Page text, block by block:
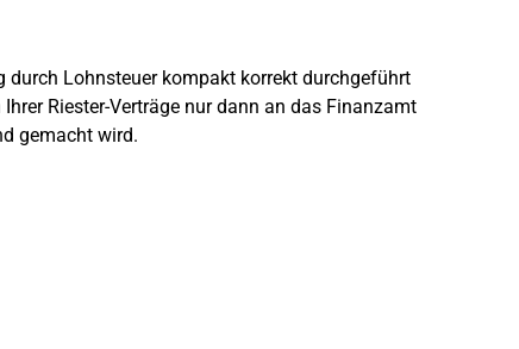
durch Lohnsteuer kompakt korrekt durchgeführt
Riester-Verträge nur dann an das Finanzamt
gemacht wird.